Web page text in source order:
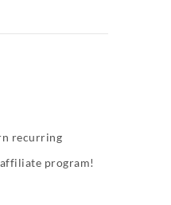
recurring
program!